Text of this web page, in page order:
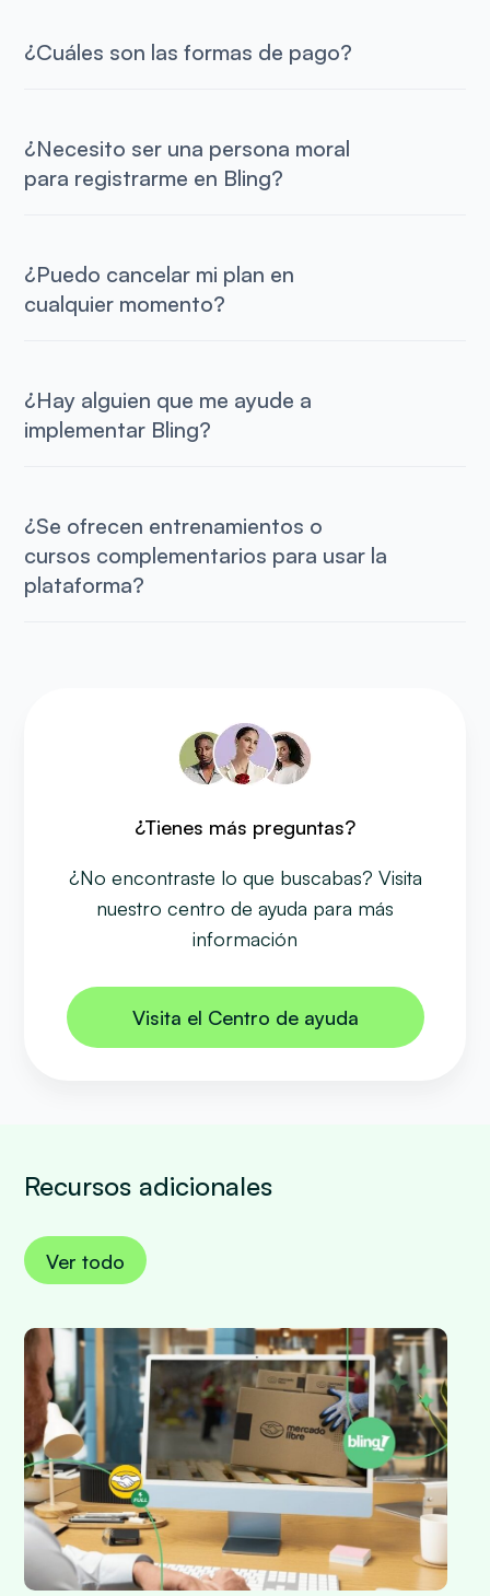
¿Cuáles son las formas de pago?
¿Necesito ser una persona moral
para registrarme en Bling?
¿Puedo cancelar mi plan en
cualquier momento?
¿Hay alguien que me ayude a
implementar Bling?
¿Se ofrecen entrenamientos o
cursos complementarios para usar la
plataforma?
¿Tienes más preguntas?
¿No encontraste lo que buscabas? Visita
nuestro centro de ayuda para más
información
Visita el Centro de ayuda
Recursos adicionales
Ver todo